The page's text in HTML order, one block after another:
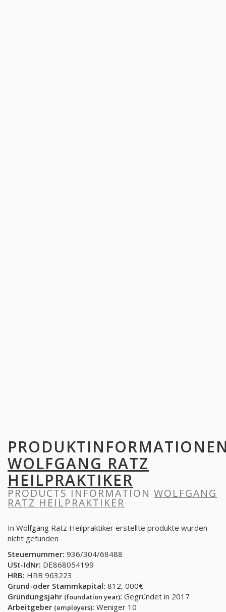
WOLFGANG RATZ
HEILPRAKTIKER
PRODUCTS INFORMATION WOLFGANG
RATZ HEILPRAKTIKER
In Wolfgang Ratz Heilpraktiker erstellte produkte wurden
nicht gefunden
Steuernummer: 936/304/68488
USt-IdNr: DE868054199
HRB: HRB 963223
Grund-oder Stammkapital: 812, 000€
Gründungsjahr (foundation year): Gegründet in 2017
Arbeitgeber (employers): Weniger 10